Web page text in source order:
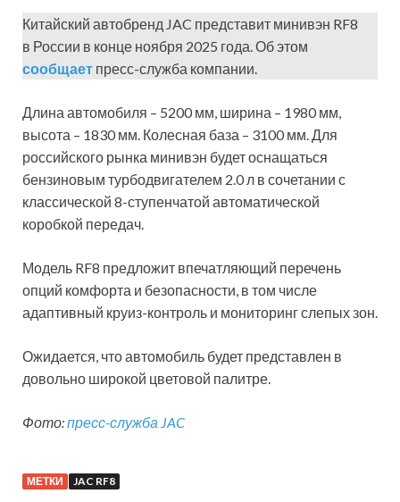
Китайский автобренд JAC представит минивэн RF8
в России в конце ноября 2025 года. Об этом
сообщает пресс-служба компании.
Длина автомобиля – 5200 мм, ширина – 1980 мм,
высота – 1830 мм. Колесная база – 3100 мм. Для
российского рынка минивэн будет оснащаться
бензиновым турбодвигателем 2.0 л в сочетании с
классической 8-ступенчатой автоматической
коробкой передач.
Модель RF8 предложит впечатляющий перечень
опций комфорта и безопасности, в том числе
адаптивный круиз-контроль и мониторинг слепых зон.
Ожидается, что автомобиль будет представлен в
довольно широкой цветовой палитре.
Фото:пресс-служба JAC
МЕТКИ JAC RF8